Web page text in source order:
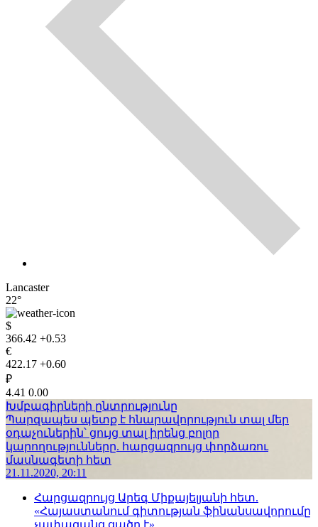
Lancaster
22°
$
366.42 +0.53
€
422.17 +0.60
₽
4.41 0.00
Խմբագիրների ընտրությունը
Պարզապես պետք է հնարավորություն տալ մեր
օդաչուներին՝ ցույց տալ իրենց բոլոր
կարողությունները. հարցազրույց փորձառու
մասնագետի հետ
21.11.2020, 20:11
Հարցազրույց Արեգ Միքայելյանի հետ.
«Հայաստանում գիտության ֆինանսավորումը
չափազանց ցածր է»